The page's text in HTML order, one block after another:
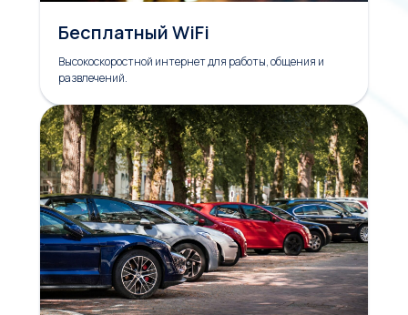
Бесплатный WiFi
Высокоскоростной интернет для работы, общения и
развлечений.